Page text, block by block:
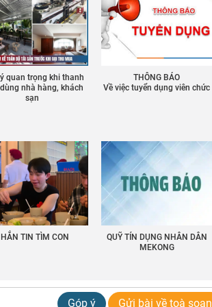
quan trọng khi thanh
nhà hàng, khách
sạn
THÔNG BÁO
Về việc tuyển dụng viên chức
TIN TÌM CON
QUỸ TÍN DỤNG NHÂN DÂN
MEKONG
Góp ý Gửi bài về toà soạn